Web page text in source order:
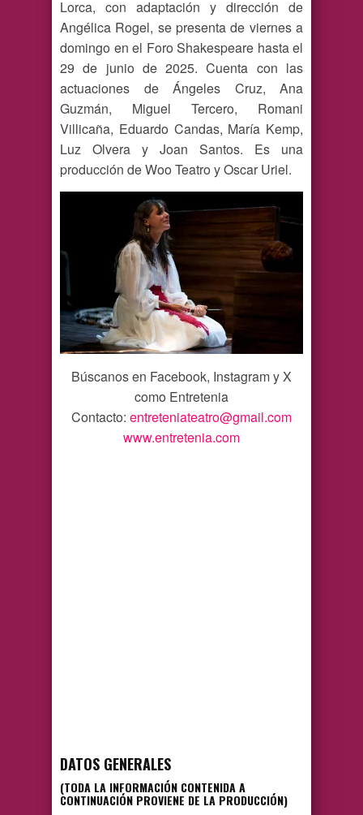
Lorca, con adaptación y dirección de
Angélica Rogel, se presenta de viernes a
domingo en el Foro Shakespeare hasta el
29 de junio de 2025. Cuenta con las
actuaciones de Ángeles Cruz, Ana
Guzmán, Miguel Tercero, Romani
Villicaña, Eduardo Candas, María Kemp,
Luz Olvera y Joan Santos. Es una
producción de Woo Teatro y Oscar Uriel.
Búscanos en Facebook, Instagram y X
como Entretenia
Contacto: entreteniateatro@gmail.com
www.entretenia.com
DATOS GENERALES
(TODA LA INFORMACIÓN CONTENIDA A
CONTINUACIÓN PROVIENE DE LA PRODUCCIÓN)